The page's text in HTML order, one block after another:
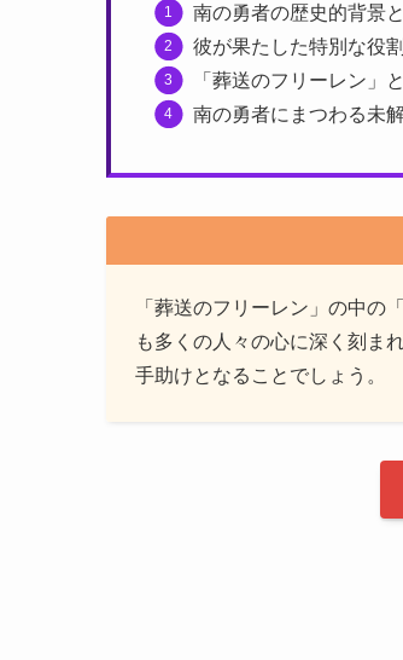
南の勇者の歴史的背景
彼が果たした特別な役
「葬送のフリーレン」
南の勇者にまつわる未
「葬送のフリーレン」の中の
も多くの人々の心に深く刻ま
手助けとなることでしょう。